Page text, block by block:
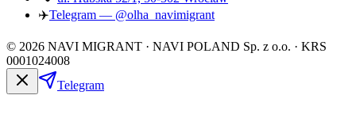
✈️Telegram — @olha_navimigrant
© 2026 NAVI MIGRANT · NAVI POLAND Sp. z o.o. · KRS
0001024008
Telegram